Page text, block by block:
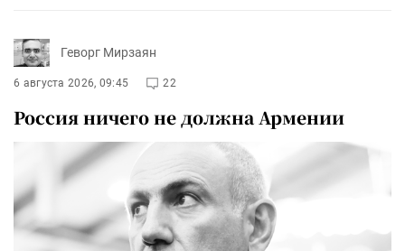
Геворг Мирзаян
6 августа 2026, 09:45 22
Россия ничего не должна Армении